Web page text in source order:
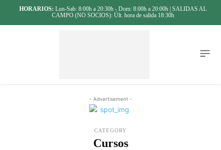
HORARIOS: Lun-Sab: 8:00h a 20:30h - Dom: 8:00h a 20:00h | SALIDAS AL
CAMPO (NO SOCIOS): Últ. hora de salida 18:30h
- Advertisement -
CATEGORY
Cursos